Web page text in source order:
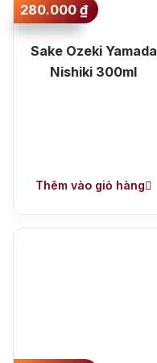
280.000₫
Sake Ozeki Yamada
Nishiki 300ml
Thêm vào giỏ hàng